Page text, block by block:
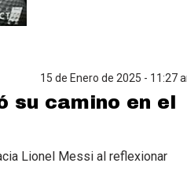
15 de Enero de 2025 - 11:27
su camino en el
Lionel Messi al reflexionar